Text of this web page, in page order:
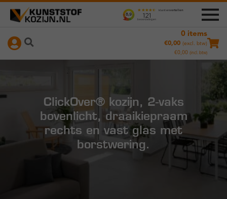
door
naar
naar
de
0 items
€0,00 (excl. btw)
€0,00 (incl. btw)
Producten +
Instructievideo’s
Hoe werkt het?
Duurzaamheid
ClickOver® kozijn, 2-vaks
bovenlicht, draaikiepraam
rechts en vast glas met
borstwering.